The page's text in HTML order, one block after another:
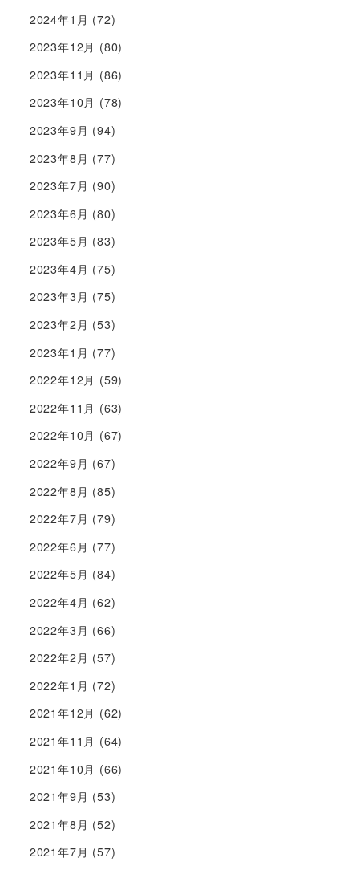
2024年1月 (72)
2023年12月 (80)
2023年11月 (86)
2023年10月 (78)
2023年9月 (94)
2023年8月 (77)
2023年7月 (90)
2023年6月 (80)
2023年5月 (83)
2023年4月 (75)
2023年3月 (75)
2023年2月 (53)
2023年1月 (77)
2022年12月 (59)
2022年11月 (63)
2022年10月 (67)
2022年9月 (67)
2022年8月 (85)
2022年7月 (79)
2022年6月 (77)
2022年5月 (84)
2022年4月 (62)
2022年3月 (66)
2022年2月 (57)
2022年1月 (72)
2021年12月 (62)
2021年11月 (64)
2021年10月 (66)
2021年9月 (53)
2021年8月 (52)
2021年7月 (57)